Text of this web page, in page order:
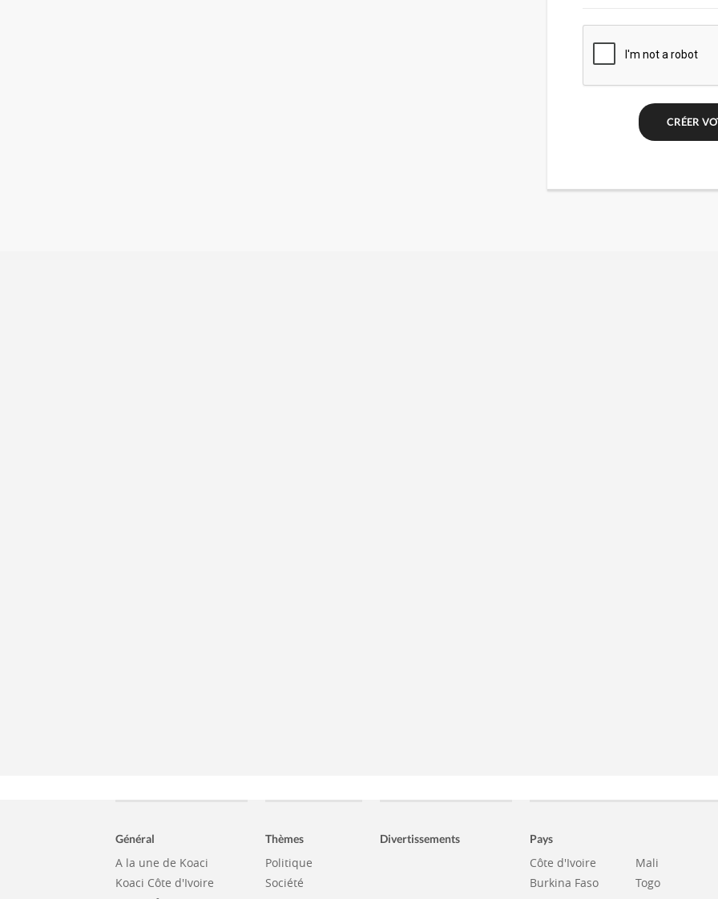
Général
A la une de Koaci
Koaci Côte d'Ivoire
Thèmes
Politique
Société
Divertissements Pays
Côte d'Ivoire
Burkina Faso
Mali
Togo